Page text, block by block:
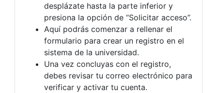
desplázate hasta la parte inferior y
presiona la opción de “Solicitar acceso”.
Aquí podrás comenzar a rellenar el
formulario para crear un registro en el
sistema de la universidad.
Una vez concluyas con el registro,
debes revisar tu correo electrónico para
verificar y activar tu cuenta.